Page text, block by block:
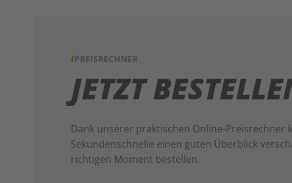
PREISRECHNER
JETZT
Dank unserer praktischen Online-Preisrechner
Sekundenschnelle einen guten Überblick
richtigen Moment bestellen.